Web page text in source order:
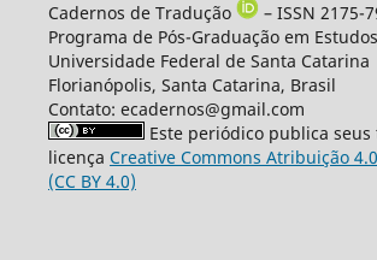
Cadernos de Tradução
– ISSN 2175-
Programa de Pós-Graduação em
Universidade Federal de Santa Catarina
Florianópolis, Santa Catarina, Brasil
Contato: ecadernos@gmail.com
Este periódico publica seus
licença Creative Commons Atribuição
(CC BY 4.0)